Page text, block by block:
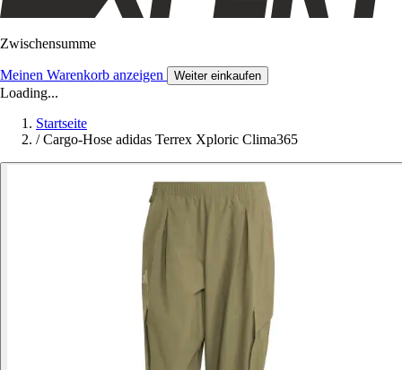
Zwischensumme
Meinen Warenkorb anzeigen Weiter einkaufen
Loading...
Startseite
/ Cargo-Hose adidas Terrex Xploric Clima365